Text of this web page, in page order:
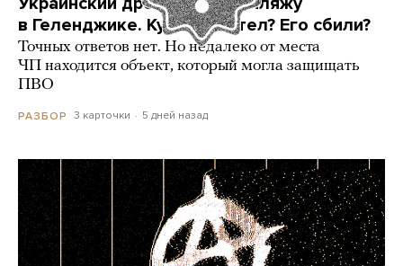
в Геленджике. Куда он летел? Его сбили?
Точных ответов нет. Но недалеко от места
ЧП находится объект, который могла защищать
ПВО
РАЗБОР 3 карточки 5 дней назад